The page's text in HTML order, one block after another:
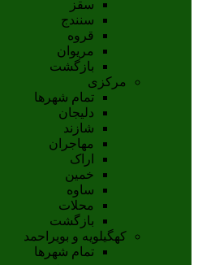
سقز
سنندج
قروه
مريوان
بازگشت
مرکزی
تمام شهر‌ها
دلیجان
شازند
مهاجران
اراک
خمين
ساوه
محلات
بازگشت
کهگیلویه و بویراحمد
تمام شهر‌ها